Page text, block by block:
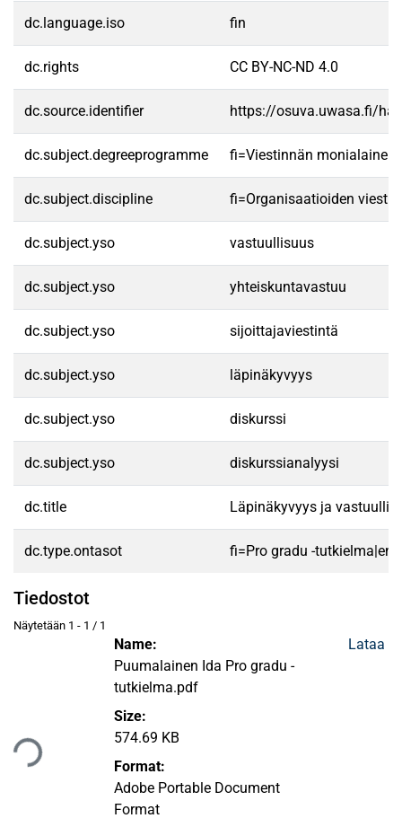
dc.language.iso fin
dc.rights CC BY-NC-ND 4.0
dc.source.identifier https://osuva.uwasa.fi/
dc.subject.degreeprogramme fi=Viestinnän
dc.subject.discipline fi=Organisaatioiden
dc.subject.yso vastuullisuus
dc.subject.yso yhteiskuntavastuu
dc.subject.yso sijoittajaviestintä
dc.subject.yso läpinäkyvyys
dc.subject.yso diskurssi
dc.subject.yso diskurssianalyysi
dc.title Läpinäkyvyys ja
dc.type.ontasot fi=Pro gradu -
Tiedostot
Näytetään 1 - 1 / 1
Name:
Puumalainen Ida Pro gradu -
tutkielma.pdf
Size:
574.69 KB
Format:
Adobe Portable Document
Format
Lataa